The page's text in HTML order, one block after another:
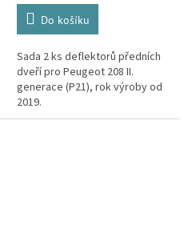
Do košíku
Sada 2 ks deflektorů předních
dveří pro Peugeot 208 II.
generace (P21), rok výroby od
2019.